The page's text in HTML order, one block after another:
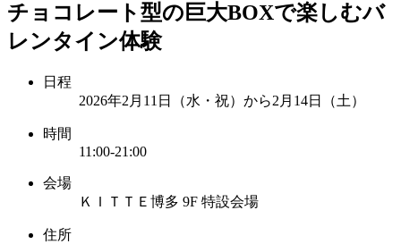
チョコレート型の巨大BOXで楽しむバ
レンタイン体験
日程
2026年2月11日（水・祝）から2月14日（土）
時間
11:00-21:00
会場
ＫＩＴＴＥ博多 9F 特設会場
住所